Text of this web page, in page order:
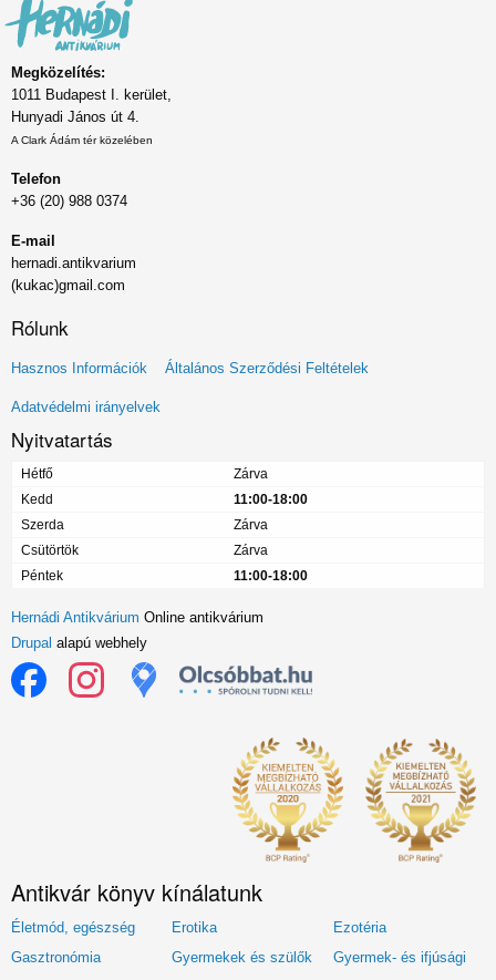
Megközelítés:
1011 Budapest I. kerület,
Hunyadi János út 4.
A Clark Ádám tér közelében
Telefon
+36 (20) 988 0374
E-mail
hernadi.antikvarium
(kukac)gmail.com
Rólunk
Lábléc
menü
Hasznos Információk Általános Szerződési Feltételek
Adatvédelmi irányelvek
Nyitvatartás
Hétfő
Zárva
Kedd
11:00-18:00
Szerda
Zárva
Csütörtök
Zárva
Péntek
11:00-18:00
Hernádi Antikvárium Online antikvárium
Drupal alapú webhely
Antikvár könyv kínálatunk
Életmód, egészség Erotika
Ezotéria
Gasztronómia
Gyermekek és szülők
Gyermek- és ifjúsági